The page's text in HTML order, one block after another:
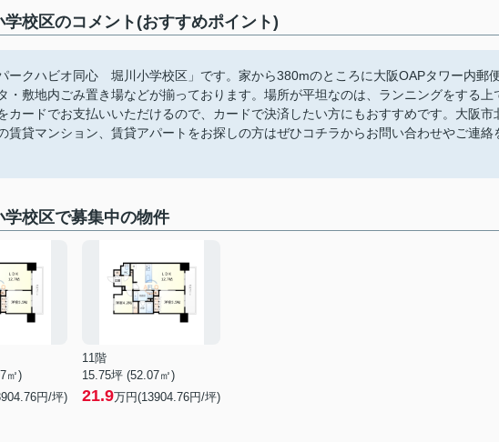
校区のコメント(おすすめポイント)
ークハビオ同心 堀川小学校区」です。家から380mのところに大阪OAPタワー内郵
・敷地内ごみ置き場などが揃っております。場所が平坦なのは、ランニングをする上
カードでお支払いいただけるので、カードで決済したい方にもおすすめです。大阪市
賃貸マンション、賃貸アパートをお探しの方はぜひコチラからお問い合わせやご連絡
校区で募集中の物件
㎡)
円/坪)
11階
15.75坪 (52.07㎡)
21.9万円(13904.76円/坪)